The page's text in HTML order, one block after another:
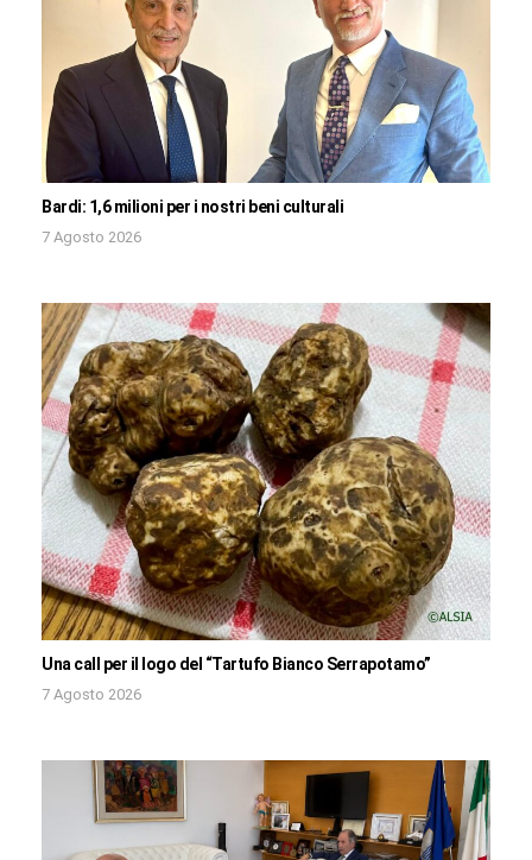
Bardi: 1,6 milioni per i nostri beni culturali
7 Agosto 2026
Una call per il logo del “Tartufo Bianco Serrapotamo”
7 Agosto 2026